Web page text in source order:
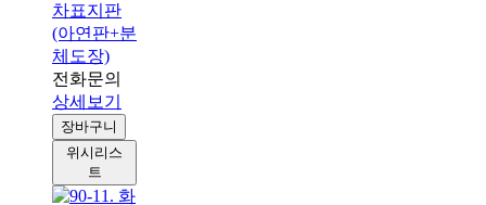
차표지판
(아연판+분
체도장)
전화문의
상세보기
장바구니
위시리스
트